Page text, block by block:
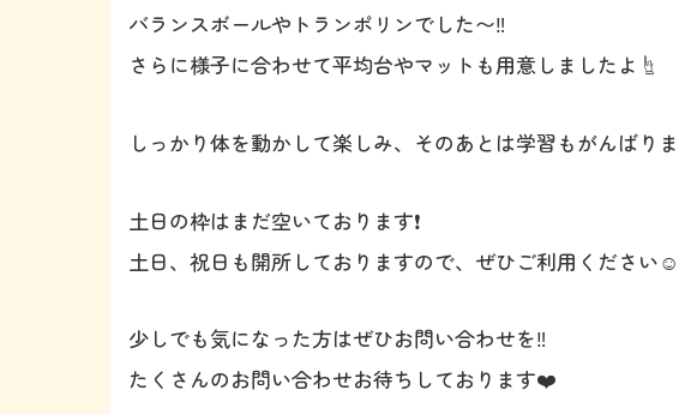
バランスボールやトランポリンでした〜‼️
さらに様子に合わせて平均台やマットも用意しましたよ☝️
しっかり体を動かして楽しみ、そのあとは学習もがんばり
土日の枠はまだ空いております❗️
土日、祝日も開所しておりますので、ぜひご利用ください☺️
少しでも気になった方はぜひお問い合わせを‼️
たくさんのお問い合わせお待ちしております❤️